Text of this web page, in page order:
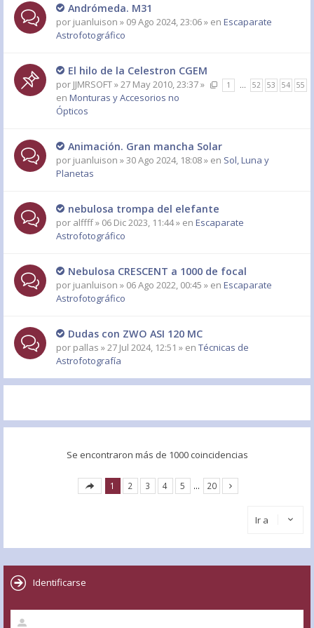
Andrómeda. M31
por juanluison » 09 Ago 2024, 23:06 » en Escaparate
Astrofotográfico
El hilo de la Celestron CGEM
1 52 53 54 55
por JJMRSOFT» 27 May 2010, 23:37 »
en Monturas y Accesorios no
Ópticos
Animación. Gran mancha Solar
por juanluison » 30 Ago 2024, 18:08 » en Sol, Luna y
Planetas
nebulosa trompa del elefante
por alffff» 06 Dic 2023, 11:44 » en Escaparate
Astrofotográfico
Nebulosa CRESCENT a 1000 de focal
por juanluison » 06 Ago 2022, 00:45 » en Escaparate
Astrofotográfico
Dudas con ZWO ASI 120 MC
por pallas » 27 Jul 2024, 12:51 » en Técnicas de
Astrofotografía
Se encontraron más de 1000 coincidencias
1 2 3 4 5 … 20
Ir a
Identificarse